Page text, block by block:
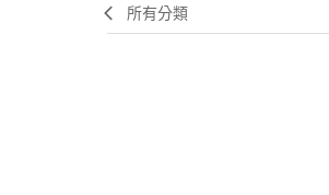
所有分類